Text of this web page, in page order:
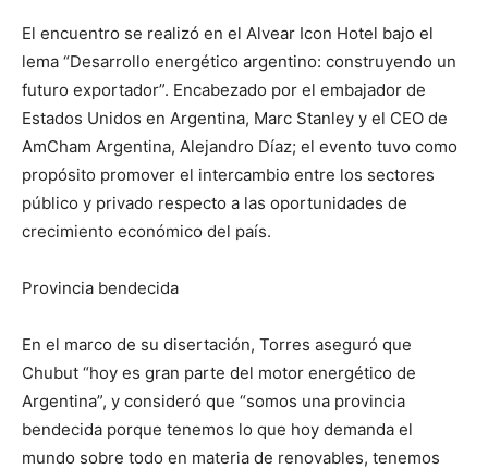
El encuentro se realizó en el Alvear Icon Hotel bajo el
lema “Desarrollo energético argentino: construyendo un
futuro exportador”. Encabezado por el embajador de
Estados Unidos en Argentina, Marc Stanley y el CEO de
AmCham Argentina, Alejandro Díaz; el evento tuvo como
propósito promover el intercambio entre los sectores
público y privado respecto a las oportunidades de
crecimiento económico del país.
Provincia bendecida
En el marco de su disertación, Torres aseguró que
Chubut “hoy es gran parte del motor energético de
Argentina”, y consideró que “somos una provincia
bendecida porque tenemos lo que hoy demanda el
mundo sobre todo en materia de renovables, tenemos